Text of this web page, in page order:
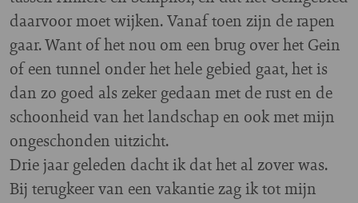
daarvoor moet wijken. Vanaf toen zijn de rapen
gaar. Want of het nou om een brug over het Gein
of een tunnel onder het hele gebied gaat, het is
dan zo goed als zeker gedaan met de rust en de
schoonheid van het landschap en ook met mijn
ongeschonden uitzicht.
Drie jaar geleden dacht ik dat het al zover was.
Bij terugkeer van een vakantie zag ik tot mijn